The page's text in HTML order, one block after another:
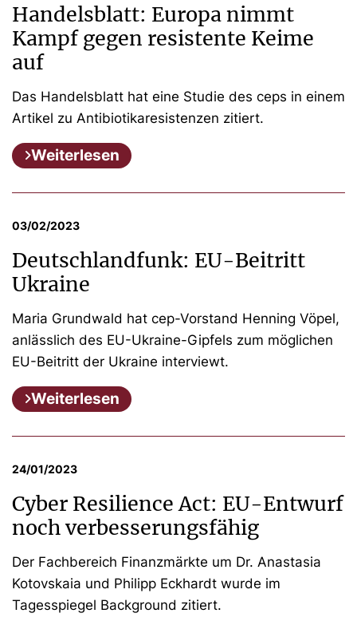
Handelsblatt: Europa nimmt
Kampf gegen resistente Keime
auf
Das Handelsblatt hat eine Studie des ceps in einem
Artikel zu Antibiotikaresistenzen zitiert.
Weiterlesen
03/02/2023
Deutschlandfunk: EU-Beitritt
Ukraine
Maria Grundwald hat cep-Vorstand Henning Vöpel,
anlässlich des EU-Ukraine-Gipfels zum möglichen
EU-Beitritt der Ukraine interviewt.
Weiterlesen
24/01/2023
Cyber Resilience Act: EU-Entwurf
noch verbesserungsfähig
Der Fachbereich Finanzmärkte um Dr. Anastasia
Kotovskaia und Philipp Eckhardt wurde im
Tagesspiegel Background zitiert.